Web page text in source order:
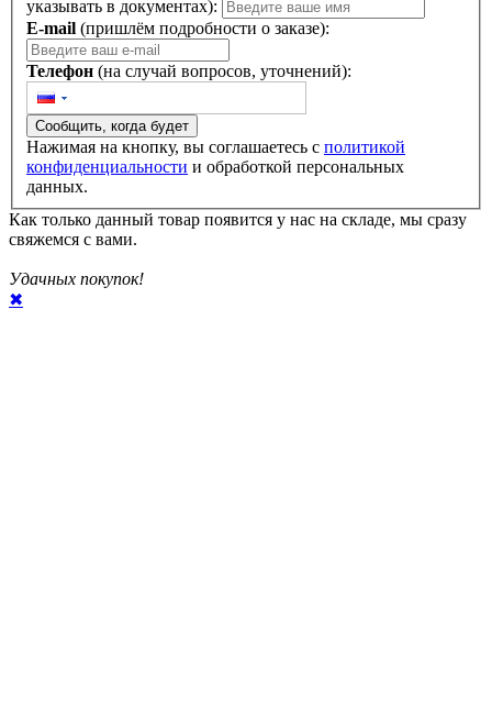
указывать в документах):
E-mail (пришлём подробности о заказе):
Телефон (на случай вопросов, уточнений):
Сообщить, когда будет
Нажимая на кнопку, вы соглашаетесь с политикой
конфиденциальности
данных.
Как только данный товар появится у нас на складе, мы сразу
свяжемся с вами.
Удачных покупок!
✖